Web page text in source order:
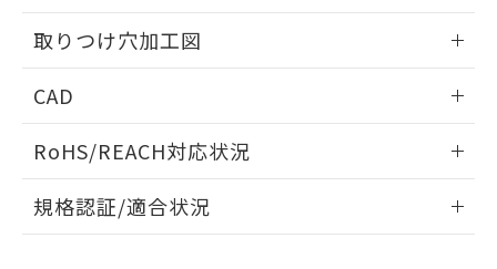
取りつけ穴加工図
CAD
ドすることができます。
ログイン/会員登録
RoHS/REACH対応状況
EU RoHS 注意事項・凡例
規格認証/適合状況
また、RoHS指令のフタル酸エステル類４
物質の対応では、対応完了までの期間は出
荷製品に未対応品が混在することから備考
既に当社にて対応品への在庫切替を完了
していることから、特段のことがない限
り、2022年1月12日より割愛しておりま